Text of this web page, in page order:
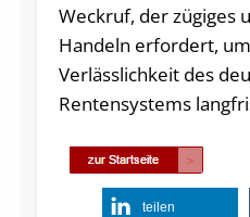
Weckruf, der zügiges
Handeln erfordert,
Verlässlichkeit des
Rentensystems
teilen